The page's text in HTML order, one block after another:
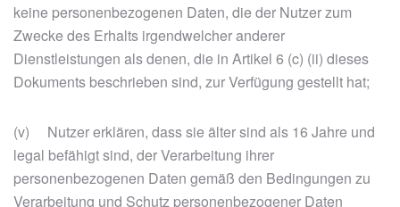
keine personenbezogenen Daten, die der Nutzer zum
Zwecke des Erhalts irgendwelcher anderer
Dienstleistungen als denen, die in Artikel 6 (c) (ii) dieses
Dokuments beschrieben sind, zur Verfügung gestellt hat;
(v) Nutzer erklären, dass sie älter sind als 16 Jahre und
legal befähigt sind, der Verarbeitung ihrer
personenbezogenen Daten gemäß den Bedingungen zu
Verarbeitung und Schutz personenbezogener Daten